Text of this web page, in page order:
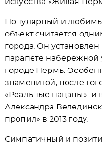
искусства «Живая
Популярный и
объект считается
города. Он
парапете набережной
городе Пермь.
знаменитой, после
«Реальные пацаны» и
Александра
пропил» в 2013 году.
Симпатичный и